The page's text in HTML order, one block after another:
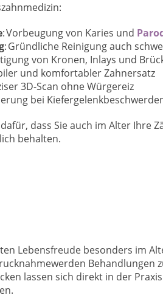
: Vorbeugung von Karies und
: Gründliche Reinigung auch
von Kronen, Inlays und
und komfortabler Zahnersatz
3D-Scan ohne Würgereiz
bei
dass Sie auch im Alter Ihre
behalten.
Lebensfreude besonders im
Behandlungen
lassen sich direkt in der